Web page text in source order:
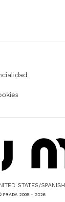
PRADA 2005 - 2026
STATES/SPANISH